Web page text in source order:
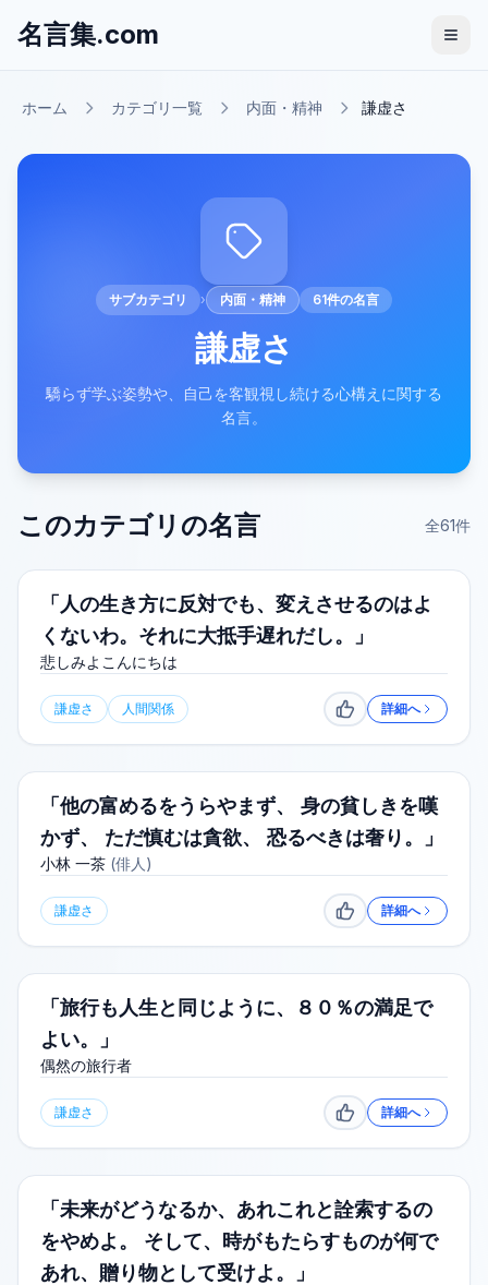
名言集.com
ホーム カテゴリ一覧 内面・精神 謙虚さ
サブカテゴリ › 内面・精神 61件の名言
謙虚さ
驕らず学ぶ姿勢や、自己を客観視し続ける心構えに関する
名言。
このカテゴリの名言 全61件
「人の生き方に反対でも、変えさせるのはよ
くないわ。それに大抵手遅れだし。」
悲しみよこんにちは
謙虚さ 人間関係 いいね詳細へ
「他の富めるをうらやまず、 身の貧しきを嘆
かず、 ただ慎むは貪欲、 恐るべきは奢り。」
小林 一茶 (俳人 )
謙虚さ いいね詳細へ
「旅行も人生と同じように、８０％の満足で
よい。」
偶然の旅行者
謙虚さ いいね詳細へ
「未来がどうなるか、あれこれと詮索するの
をやめよ。 そして、時がもたらすものが何で
あれ、贈り物として受けよ。」